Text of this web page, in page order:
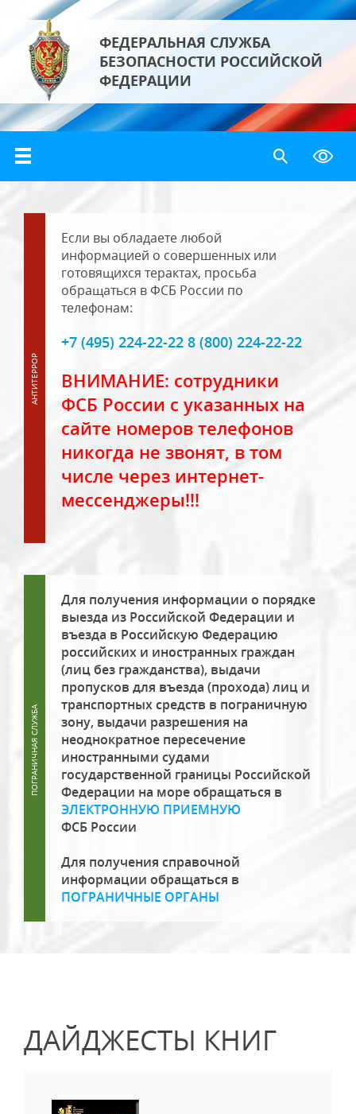
ФЕДЕРАЛЬНАЯ СЛУЖБА
БЕЗОПАСНОСТИ РОССИЙСКОЙ
ФЕДЕРАЦИИ
Если вы обладаете любой
информацией о совершенных или
готовящихся терактах, просьба
обращаться в ФСБ России по
телефонам:
+7 (495) 224-22-22 8 (800) 224-22-22
ВНИМАНИЕ: сотрудники
ФСБ России с указанных на
сайте номеров телефонов
никогда не звонят, в том
числе через интернет-
мессенджеры!!!
Для получения информации о порядке
выезда из Российской Федерации и
въезда в Российскую Федерацию
российских и иностранных граждан
(лиц без гражданства), выдачи
пропусков для въезда (прохода) лиц и
транспортных средств в пограничную
зону, выдачи разрешения на
неоднократное пересечение
иностранными судами
государственной границы Российской
Федерации на море обращаться в
ЭЛЕКТРОННУЮ ПРИЕМНУЮ
ФСБ России
Для получения справочной
информации обращаться в
ПОГРАНИЧНЫЕ ОРГАНЫ
ДАЙДЖЕСТЫ КНИГ